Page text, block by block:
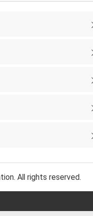
All rights reserved.